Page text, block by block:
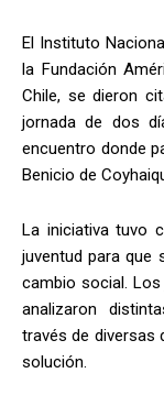
El Instituto
la Fundación
Chile, se dieron
jornada de dos
encuentro donde
Benicio de
La iniciativa tuvo
juventud para que
cambio social.
analizaron
través de diversas
solución.